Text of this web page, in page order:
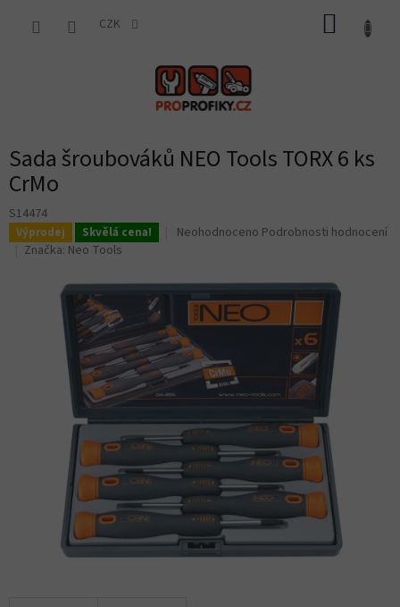
CZK
Sada šroubováků NEO Tools TORX 6 ks
CrMo
S14474
Výprodej Skvělá cena!
Průměrné
je
0,0
5
hvězdiček.
Neohodnoceno Podrobnosti hodnocení
Značka: Neo Tools